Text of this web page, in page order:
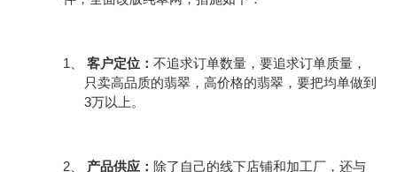
1、 客户定位：不追求订单数量，要追求订单质量，
只卖高品质的翡翠，高价格的翡翠，要把均单做到
3万以上。
2、 产品供应： 除了自己的线下店铺和加工厂，还与